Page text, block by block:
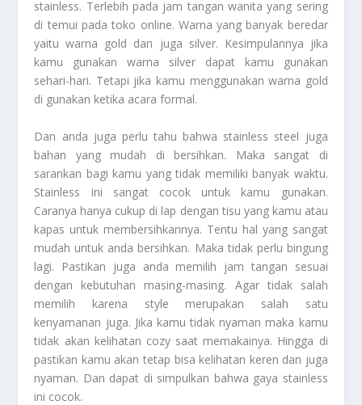
stainless. Terlebih pada jam tangan wanita yang sering
di temui pada toko online. Warna yang banyak beredar
yaitu warna gold dan juga silver. Kesimpulannya jika
kamu gunakan warna silver dapat kamu gunakan
sehari-hari. Tetapi jika kamu menggunakan warna gold
di gunakan ketika acara formal.
Dan anda juga perlu tahu bahwa stainless steel juga
bahan yang mudah di bersihkan. Maka sangat di
sarankan bagi kamu yang tidak memiliki banyak waktu.
Stainless ini sangat cocok untuk kamu gunakan.
Caranya hanya cukup di lap dengan tisu yang kamu atau
kapas untuk membersihkannya. Tentu hal yang sangat
mudah untuk anda bersihkan. Maka tidak perlu bingung
lagi. Pastikan juga anda memilih jam tangan sesuai
dengan kebutuhan masing-masing. Agar tidak salah
memilih karena style merupakan salah satu
kenyamanan juga. Jika kamu tidak nyaman maka kamu
tidak akan kelihatan cozy saat memakainya. Hingga di
pastikan kamu akan tetap bisa kelihatan keren dan juga
nyaman. Dan dapat di simpulkan bahwa gaya stainless
ini cocok.